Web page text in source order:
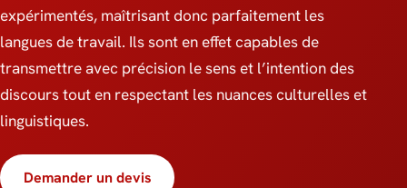
expérimentés, maîtrisant donc parfaitement les
langues de travail. Ils sont en effet capables de
transmettre avec précision le sens et l’intention des
discours tout en respectant les nuances culturelles et
linguistiques.
Demander un devis